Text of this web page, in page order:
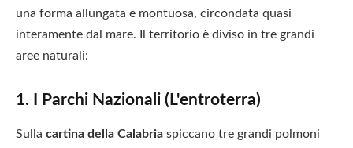
una forma allungata e montuosa, circondata quasi
interamente dal mare. Il territorio è diviso in tre grandi
aree naturali:
1. I Parchi Nazionali (L'entroterra)
Sulla cartina della Calabria spiccano tre grandi polmoni